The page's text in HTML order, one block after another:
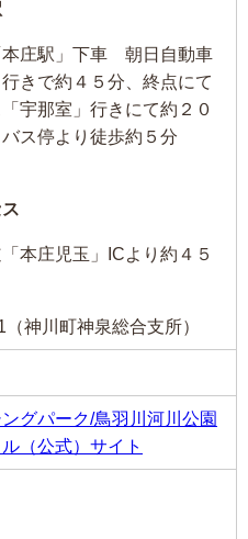
本庄駅」下車 朝日自動車
きで約４５分、終点にて
宇那室」行きにて約２０
ス停より徒歩約５分
本庄児玉」ICより約４５
神川町神泉総合支所）
グパーク/鳥羽川河川公園
（公式）サイト